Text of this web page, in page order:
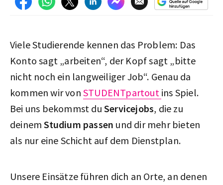
Viele Studierende kennen das Problem: Das
Konto sagt „arbeiten“, der Kopf sagt „bitte
nicht noch ein langweiliger Job“. Genau da
kommen wir von STUDENTpartout ins Spiel.
Bei uns bekommst du Servicejobs, die zu
deinemStudium passen und dir mehr bieten
als nur eine Schicht auf dem Dienstplan.
Unsere Einsätze führen dich an Orte, an denen